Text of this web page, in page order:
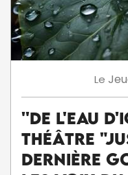
Le
''De l'eau
théâtre
dernière